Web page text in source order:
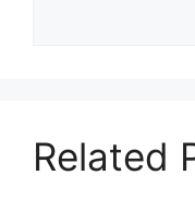
Related